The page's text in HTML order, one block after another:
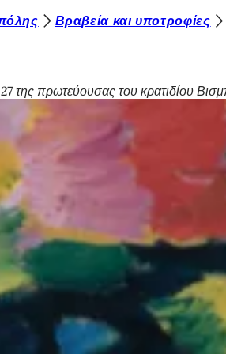
Βραβεία και υποτροφίες
της πρωτεύουσας του κρατιδίου